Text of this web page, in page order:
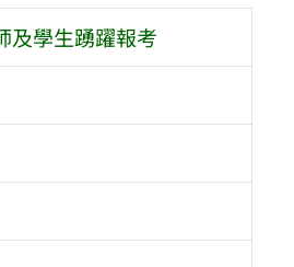
及學生踴躍報考